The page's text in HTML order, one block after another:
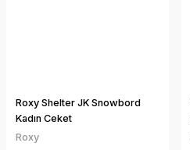
Roxy Shelter JK Snowbord
Kadın Ceket
Roxy